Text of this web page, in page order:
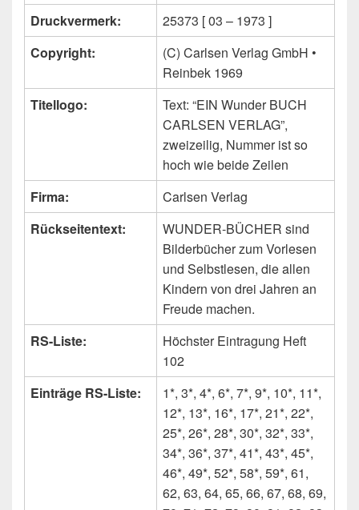
Druckvermerk:
25373 [ 03 – 1973 ]
Copyright:
(C) Carlsen Verlag GmbH •
Reinbek 1969
Titellogo:
Text: “EIN Wunder BUCH
CARLSEN VERLAG”,
zweizeilig, Nummer ist so
hoch wie beide Zeilen
Firma:
Carlsen Verlag
Rückseitentext:
WUNDER-BÜCHER sind
Bilderbücher zum Vorlesen
und Selbstlesen, die allen
Kindern von drei Jahren an
Freude machen.
RS-Liste:
Höchster Eintragung Heft
102
Einträge RS-Liste:
1*, 3*, 4*, 6*, 7*, 9*, 10*, 11*,
12*, 13*, 16*, 17*, 21*, 22*,
25*, 26*, 28*, 30*, 32*, 33*,
34*, 36*, 37*, 41*, 43*, 45*,
46*, 49*, 52*, 58*, 59*, 61,
62, 63, 64, 65, 66, 67, 68, 69,